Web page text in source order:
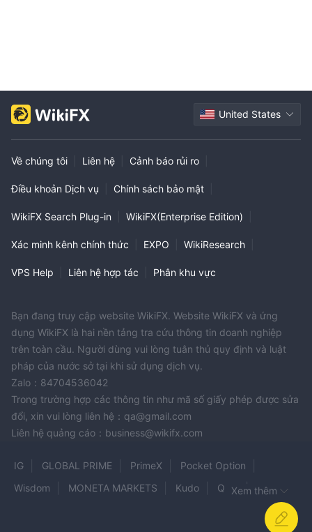
United States
Về chúng tôi Liên hệ Cảnh báo rủi ro
Điều khoản Dịch vụ Chính sách bảo mật
WikiFX Search Plug-in WikiFX(Enterprise Edition)
Xác minh kênh chính thức EXPO WikiResearch
VPS Help Liên hệ hợp tác Phân khu vực
Bạn đang truy cập website WikiFX. Website WikiFX và ứng
dụng WikiFX là hai nền tảng tra cứu thông tin doanh nghiệp
trên toàn cầu. Người dùng vui lòng tuân thủ quy định và luật
pháp của nước sở tại khi sử dụng dịch vụ.
Zalo：84704536042
Trong trường hợp các thông tin như mã số giấy phép được sửa
đổi, xin vui lòng liên hệ：qa@gmail.com
Liên hệ quảng cáo：business@wikifx.com
IG GLOBAL PRIME PrimeX
Pocket Option
Wisdom
MONETA MARKETS Kudo
QCGXem thêm